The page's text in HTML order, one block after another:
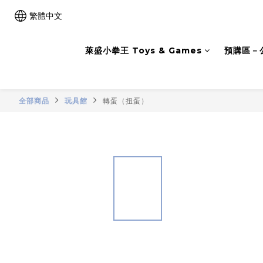
繁體中文
萊盛小拳王 Toys & Games 預購區－
全部商品 玩具館 轉蛋（扭蛋）